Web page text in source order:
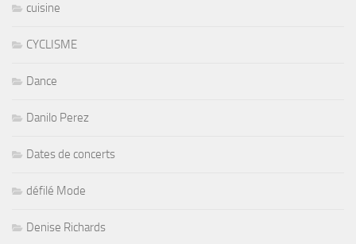
cuisine
CYCLISME
Dance
Danilo Perez
Dates de concerts
défilé Mode
Denise Richards